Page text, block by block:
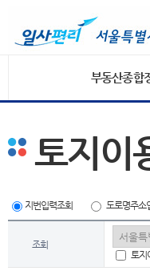
부동산종합
토지이
지번입력조회 도로명주소
조회
토지